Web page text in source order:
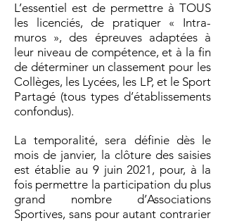
L’essentiel est de permettre à TOUS
les licenciés, de pratiquer « Intra-
muros », des épreuves adaptées à
leur niveau de compétence, et à la fin
de déterminer un classement pour les
Collèges, les Lycées, les LP, et le Sport
Partagé (tous types d’établissements
confondus).
La temporalité, sera définie dès le
mois de janvier, la clôture des saisies
est établie au 9 juin 2021, pour, à la
fois permettre la participation du plus
grand nombre d’Associations
Sportives, sans pour autant contrarier